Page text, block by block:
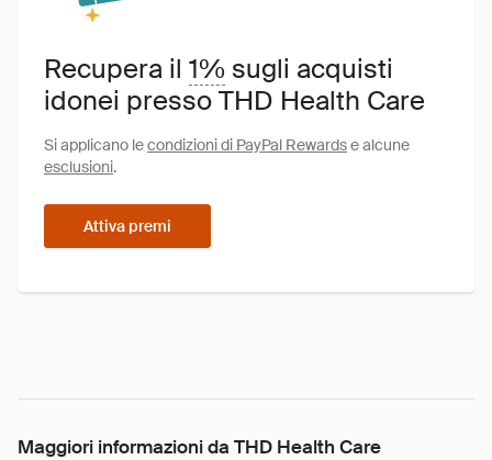
Recupera il 1% sugli acquisti
idonei presso THD Health Care
Si applicano lecondizioni di PayPal Rewardse alcune
esclusioni.
Attiva premi
Maggiori informazioni da THD Health Care